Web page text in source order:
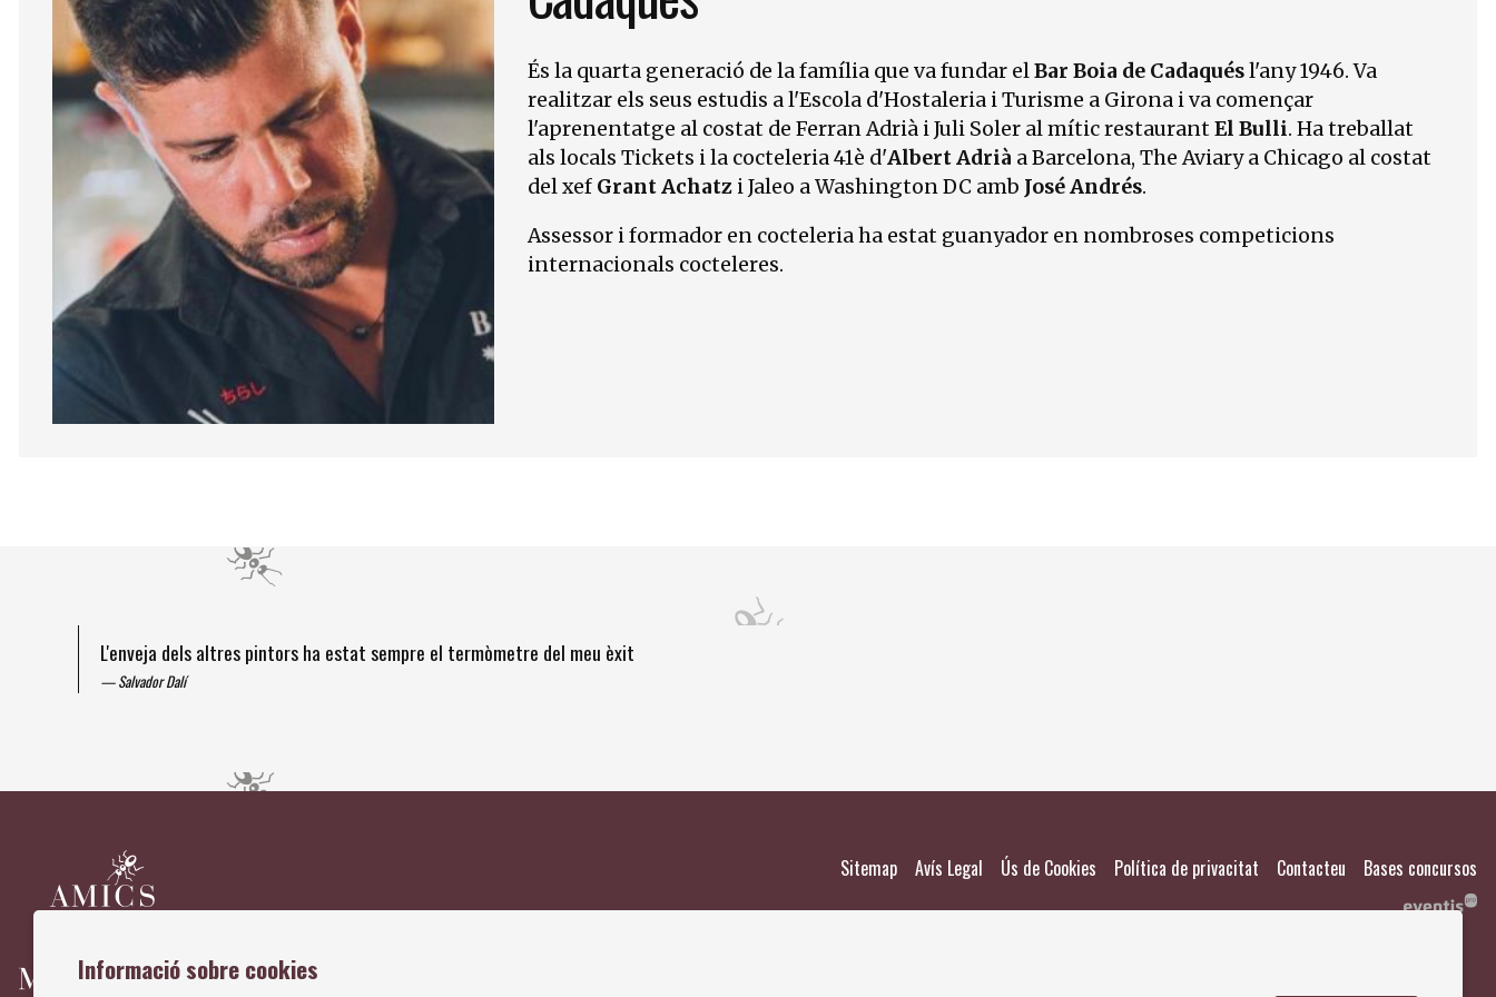
És la quarta generació de la família que va fundar elBar Boia de Cadaquésl'any 1946. Va
realitzar els seus estudis a l'Escola d'Hostaleria i Turisme a Girona i va començar
l'aprenentatge al costat de Ferran Adrià i Juli Soler al mític restaurant El Bulli. Ha treballat
als locals Tickets i la cocteleria 41è d'Albert Adrià a Barcelona, The Aviary a Chicago al costat
del xef Grant Achatzi Jaleo a Washington DC amb José Andrés.
Assessor i formador en cocteleria ha estat guanyador en nombroses competicions
internacionals cocteleres.
L'enveja dels altres pintors ha estat sempre el termòmetre del meu èxit
Salvador Dalí
Sitemap Avís Legal Ús de Cookies Política de privacitat Contacteu Bases concursos
Informació sobre cookies